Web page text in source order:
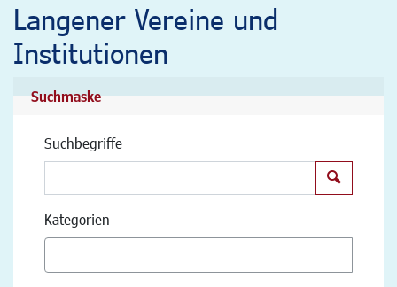
Langener Vereine und
Institutionen
Suchmaske
Suchbegriffe
Kategorien